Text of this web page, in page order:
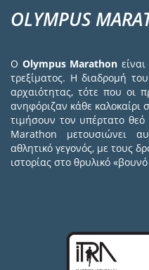
OLYMPUS
Ο Olympus Marathon
τρεξίματος. Η διαδρομή
αρχαιότητας, τότε που οι
ανηφόριζαν κάθε καλοκαίρι
τιμήσουν τον υπέρτατο
Marathon μετουσιώνει
αθλητικό γεγονός, με τους
ιστορίας στο θρυλικό